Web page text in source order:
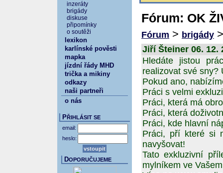
Fórum: OK
Fórum > brigády
Jiří Šteiner 06. 12.
Hledáte jistou
realizovat své sny?
Pokud ano,
Práci s velmi
Práci, která má
Práci, která
Práci, kde hlavní
Práci, pří které si
navyšovat!
Tato exkluzivní
mylníkem ve
inzeráty
brigády
diskuse
připomínky
o soutěži
lexikon
karlínské pověsti
mapka
jízdní řády MHD
trička a mikiny
odkazy
naši partneři
o nás
PŘIHLÁSIT SE
email:
heslo:
DOPORUČUJEME